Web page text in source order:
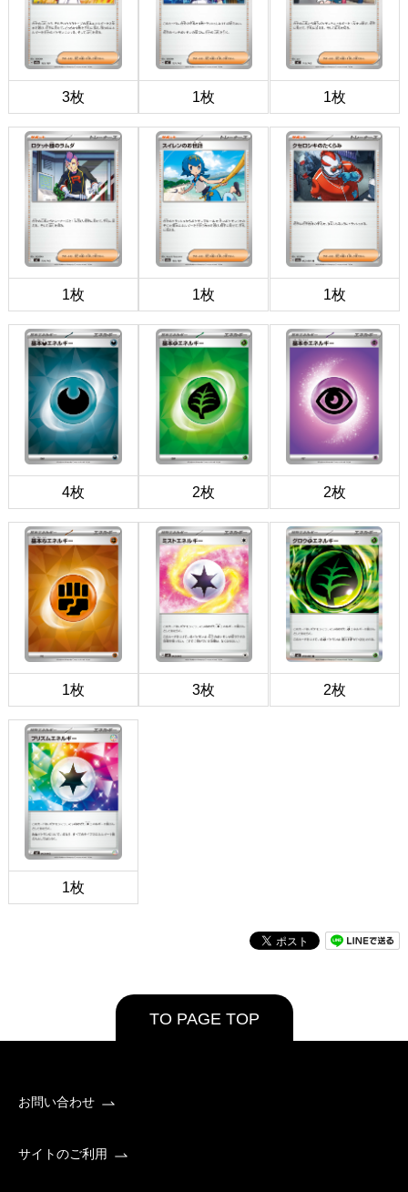
3枚 1枚 1枚
1枚 1枚 1枚
4枚 2枚 2枚
1枚 3枚 2枚
1枚
TO PAGE TOP
お問い合わせ
サイトのご利用